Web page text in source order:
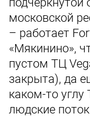
московской
– работает
«Мякинино»,
пустом ТЦ
закрыта), да
каком-то
людские